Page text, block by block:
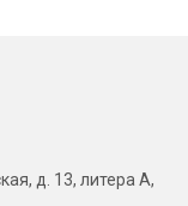
д. 13, литера А,